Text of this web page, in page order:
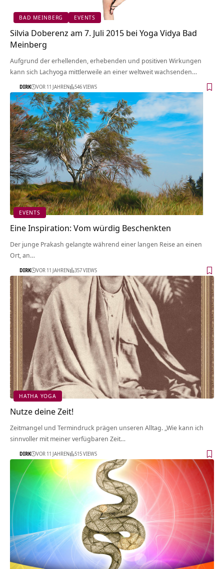
BAD MEINBERG EVENTS
Silvia Doberenz am 7. Juli 2015 bei Yoga Vidya Bad
Meinberg
Aufgrund der erhellenden, erhebenden und positiven Wirkungen
kann sich Lachyoga mittlerweile an einer weltweit wachsenden…
DIRK VOR 11 JAHREN 546 VIEWS
EVENTS
Eine Inspiration: Vom würdig Beschenkten
Der junge Prakash gelangte während einer langen Reise an einen
Ort, an…
DIRK VOR 11 JAHREN 357 VIEWS
HATHA YOGA
Nutze deine Zeit!
Zeitmangel und Termindruck prägen unseren Alltag. „Wie kann ich
sinnvoller mit meiner verfügbaren Zeit…
DIRK VOR 11 JAHREN 515 VIEWS